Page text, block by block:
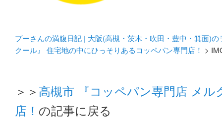
プーさんの満腹日記 | 大阪(高槻・茨木・吹田・豊中・箕面)
クール』 住宅地の中にひっそりあるコッペパン専門店！ >
＞＞ 高槻市 『コッペパン専門店 メ
店！ の記事に戻る